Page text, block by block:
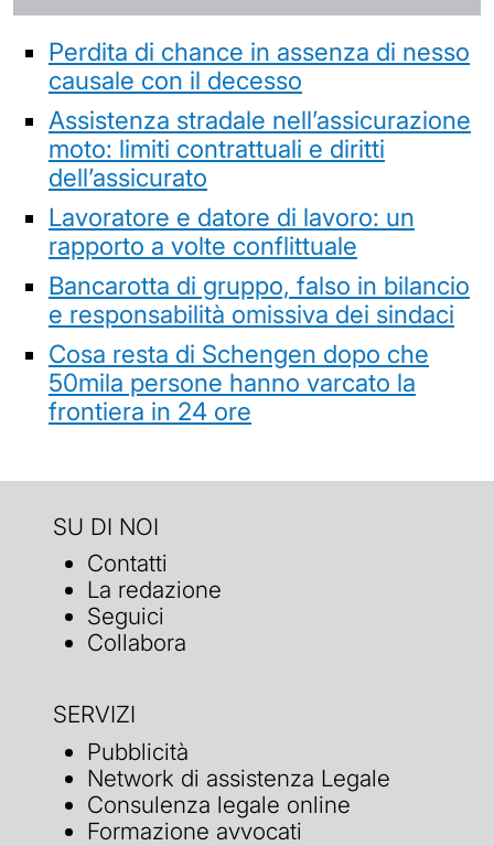
Perdita di chance in assenza di nesso
causale con il decesso
Assistenza stradale nell’assicurazione
moto: limiti contrattuali e diritti
dell’assicurato
Lavoratore e datore di lavoro: un
rapporto a volte conflittuale
Bancarotta di gruppo, falso in bilancio
e responsabilità omissiva dei sindaci
Cosa resta di Schengen dopo che
50mila persone hanno varcato la
frontiera in 24 ore
SU DI NOI
Contatti
La redazione
Seguici
Collabora
SERVIZI
Pubblicità
Network di assistenza Legale
Consulenza legale online
Formazione avvocati